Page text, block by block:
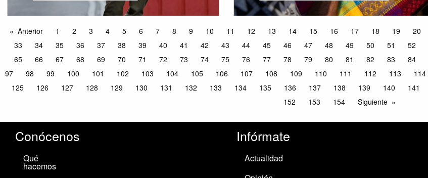
Anterior 1 2 3 4 5 6 7 8 9 10 11 12 13 14 15 16 17 18 19 20
33
34 35 36 37 38 39 40 41 42 43 44 45 46 47 48 49 50 51 52
65
66 67 68 69 70 71 72 73 74 75 76 77 78 79 80 81 82 83 84
97
98 99 100 101 102 103 104 105 106 107 108 109 110 111 112 113 114
125
126 127 128 129 130 131 132 133 134 135 136 137 138 139 140 141
152
153 154 Siguiente
Conócenos
Qué
hacemos
Infórmate
Actualidad